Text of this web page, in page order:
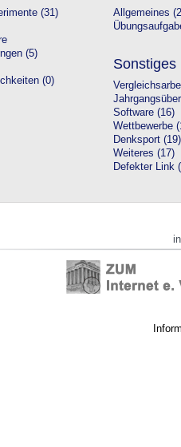
(31)
(5)
(0)
Allgemeines
Sonstiges
Software (16)
Wettbewerbe
Denksport (19)
Weiteres (17)
Defekter Link